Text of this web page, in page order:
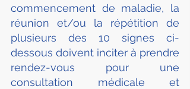
commencement de maladie, la
réunion et/ou la répétition de
plusieurs des 10 signes ci-
dessous doivent inciter à prendre
rendez-vous pour une
consultation médicale et